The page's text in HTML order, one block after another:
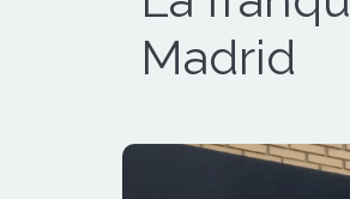
Madrid